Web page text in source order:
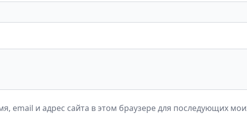
email и адрес сайта в этом браузере для последующих